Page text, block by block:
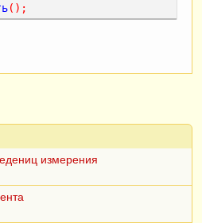
();
измерения